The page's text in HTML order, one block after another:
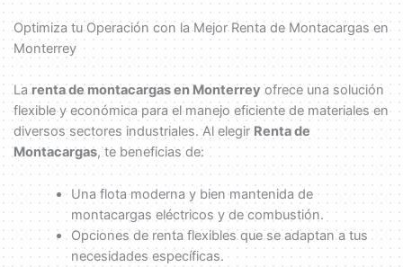
Optimiza tu Operación con la Mejor Renta de Montacargas en
Monterrey
La renta de montacargas en Monterrey ofrece una solución
flexible y económica para el manejo eficiente de materiales en
diversos sectores industriales. Al elegir Renta de
Montacargas, te beneficias de:
Una flota moderna y bien mantenida de
montacargas eléctricos y de combustión.
Opciones de renta flexibles que se adaptan a tus
necesidades específicas.